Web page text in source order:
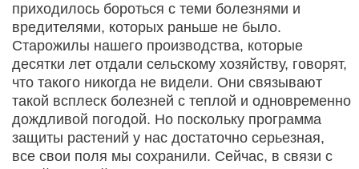
приходилось бороться с теми болезнями и
вредителями, которых раньше не было.
Старожилы нашего производства, которые
десятки лет отдали сельскому хозяйству, говорят,
что такого никогда не видели. Они связывают
такой всплеск болезней с теплой и одновременно
дождливой погодой. Но поскольку программа
защиты растений у нас достаточно серьезная,
все свои поля мы сохранили. Сейчас, в связи с